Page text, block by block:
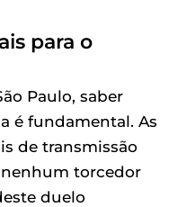
para o
Paulo, saber
é fundamental. As
de transmissão
torcedor
duelo